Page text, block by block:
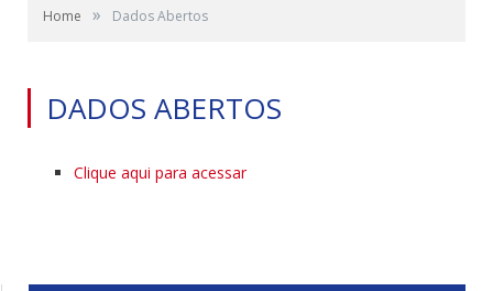
Home » Dados Abertos
DADOS ABERTOS
Clique aqui para acessar